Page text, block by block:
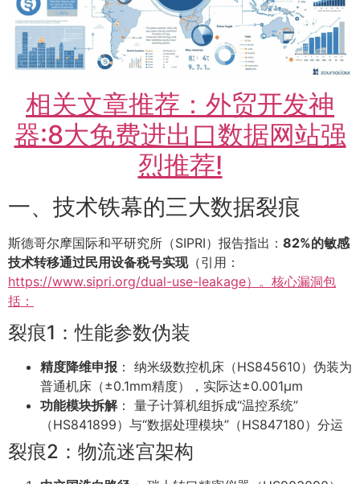
相关文章推荐：外贸开发神
器:8大免费进出口数据网站强
烈推荐!
一、技术铁幕的三大数据裂痕
斯德哥尔摩国际和平研究所（SIPRI）报告指出： 82%的敏感
技术转移通过民用设备税号实现（引用：
https://www.sipri.org/dual-use-leakage）。核心漏洞包
括：
裂痕1：性能参数伪装
精度降维申报 ： 纳米级数控机床（HS845610）伪装为
普通机床（±0.1mm精度），实际达±0.001μm
功能模块拆解： 量子计算机组拆成“温控系统”
（HS841899）与“数据处理模块”（HS847180）分运
裂痕2：物流迷宫架构